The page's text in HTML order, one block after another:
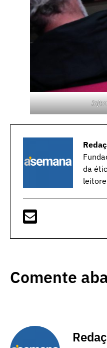
da
Comente